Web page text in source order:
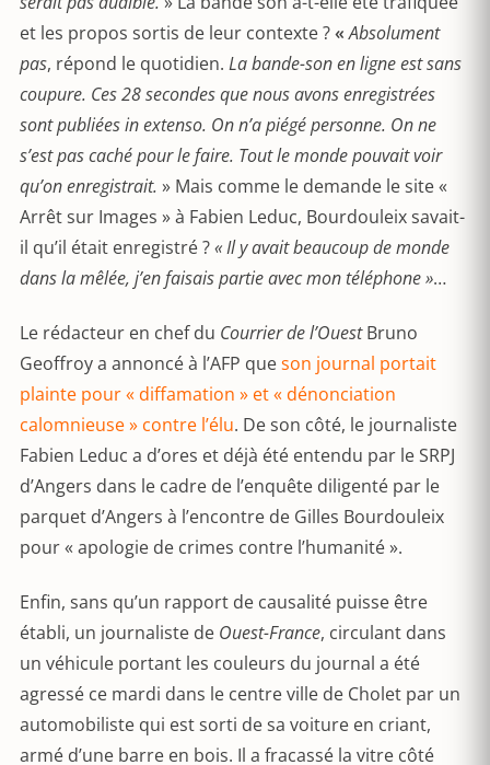
et les propos sortis de leur contexte ?«Absolument
pas, répond le quotidien. La bande-son en ligne est sans
coupure. Ces 28 secondes que nous avons enregistrées
sont publiées in extenso. On n’a piégé personne. On ne
s’est pas caché pour le faire. Tout le monde pouvait voir
qu’on enregistrait. » Mais comme le demande le site «
Arrêt sur Images » à Fabien Leduc, Bourdouleix savait-
il qu’il était enregistré ?« Il y avait beaucoup de monde
dans la mêlée, j’en faisais partie avec mon téléphone »…
Le rédacteur en chef du Courrier de l’OuestBruno
Geoffroy a annoncé à l’AFP queson journal portait
plainte pour « diffamation » et « dénonciation
calomnieuse » contre l’élu. De son côté, le journaliste
Fabien Leduc a d’ores et déjà été entendu par le SRPJ
d’Angers dans le cadre de l’enquête diligenté par le
parquet d’Angers à l’encontre de Gilles Bourdouleix
pour « apologie de crimes contre l’humanité ».
Enfin, sans qu’un rapport de causalité puisse être
établi, un journaliste de Ouest-France, circulant dans
un véhicule portant les couleurs du journal a été
agressé ce mardi dans le centre ville de Cholet par un
automobiliste qui est sorti de sa voiture en criant,
armé d’une barre en bois. Il a fracassé la vitre côté